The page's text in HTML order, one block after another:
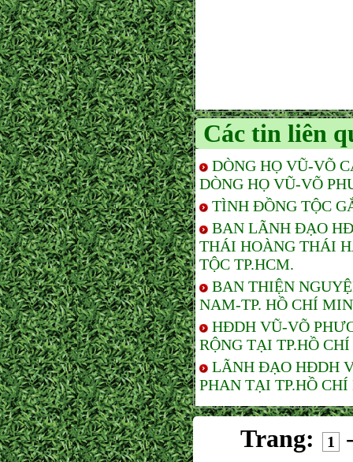
Các tin liên
DÒNG HỌ VŨ-VÕ
DÒNG HỌ VŨ-VÕ
TÌNH ĐỒNG TỘC
BAN LÃNH ĐẠO
THÁI HOÀNG THÁI
TỘC TP.HCM.
BAN THIỆN
NAM-TP. HỒ CHÍ
HĐDH VŨ-VÕ
RỘNG TẠI TP.HỒ
LÃNH ĐẠO HĐDH
PHAN TẠI TP.HỒ
Trang: 1